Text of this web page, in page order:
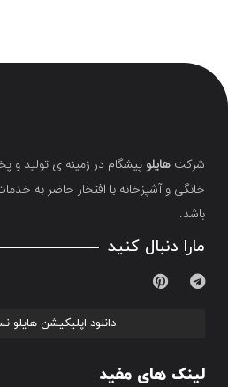
شرکت هایلو پیشگام در زمینه ی تولید
خانگی و آشپزخانه با افتخار حاضر به
باشد.
مارا دنبال کنید
دانلود اپلیکیشن هایلو
لینک های مفید